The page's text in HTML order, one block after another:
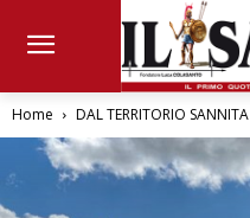
Home DAL TERRITORIO SANNITA